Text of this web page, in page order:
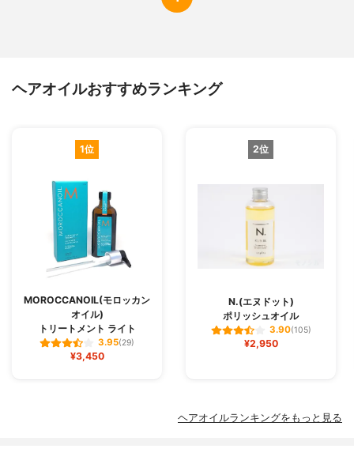
ヘアオイルおすすめランキング
1位
MOROCCANOIL(モロッカン
オイル)
トリートメント ライト
3.95(29)
¥3,450
2位
N.(エヌドット)
ポリッシュオイル
3.90(105)
¥2,950
ヘアオイルランキングをもっと見る